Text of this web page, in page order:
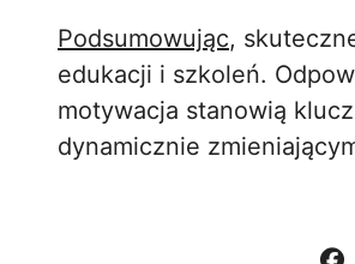
Podsumowując,
edukacji i szkoleń.
motywacja stanowią
dynamicznie